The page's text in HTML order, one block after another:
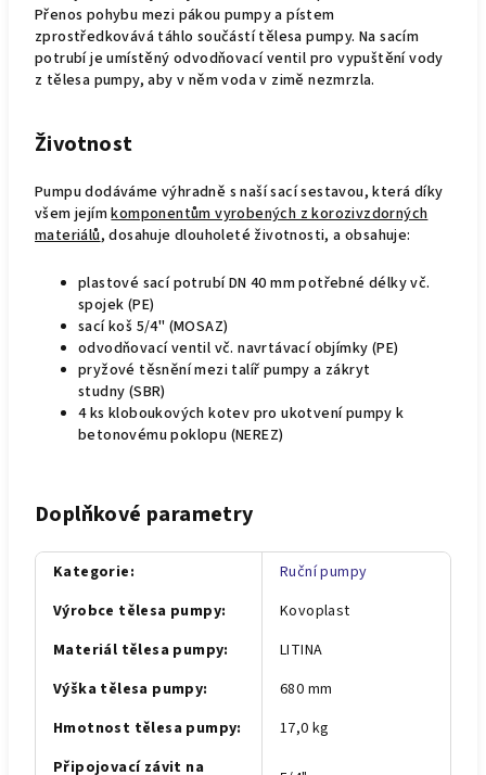
Přenos pohybu mezi pákou pumpy a pístem
zprostředkovává táhlo součástí tělesa pumpy. Na sacím
potrubí je umístěný odvodňovací ventil pro vypuštění vody
z tělesa pumpy, aby v něm voda v zimě nezmrzla.
Životnost
Pumpu dodáváme výhradně s naší sací sestavou, která díky
všem jejímkomponentům vyrobených z korozivzdorných
materiálů, dosahuje dlouholeté životnosti, a obsahuje:
plastové sací potrubí DN 40 mm potřebné délky vč.
spojek (PE)
sací koš 5/4" (MOSAZ)
odvodňovací ventil vč. navrtávací objímky (PE)
pryžové těsnění mezi talíř pumpy a zákryt
studny (SBR)
4 ks kloboukových kotev pro ukotvení pumpy k
betonovému poklopu (NEREZ)
Doplňkové parametry
Kategorie:
Ruční pumpy
Výrobce tělesa pumpy:
Kovoplast
Materiál tělesa pumpy:
LITINA
Výška tělesa pumpy:
680 mm
Hmotnost tělesa pumpy:
17,0 kg
Připojovací závit na